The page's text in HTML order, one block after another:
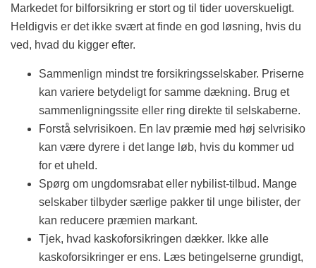
Markedet for bilforsikring er stort og til tider uoverskueligt.
Heldigvis er det ikke svært at finde en god løsning, hvis du
ved, hvad du kigger efter.
Sammenlign mindst tre forsikringsselskaber. Priserne
kan variere betydeligt for samme dækning. Brug et
sammenligningssite eller ring direkte til selskaberne.
Forstå selvrisikoen. En lav præmie med høj selvrisiko
kan være dyrere i det lange løb, hvis du kommer ud
for et uheld.
Spørg om ungdomsrabat eller nybilist-tilbud. Mange
selskaber tilbyder særlige pakker til unge bilister, der
kan reducere præmien markant.
Tjek, hvad kaskoforsikringen dækker. Ikke alle
kaskoforsikringer er ens. Læs betingelserne grundigt,